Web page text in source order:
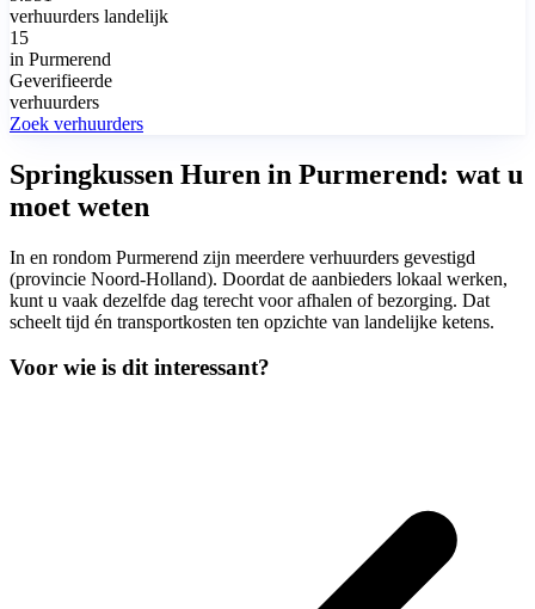
verhuurders landelijk
15
in Purmerend
Geverifieerde
verhuurders
Zoek verhuurders
Springkussen Huren in Purmerend: wat u
moet weten
In en rondom Purmerend zijn meerdere verhuurders gevestigd
(provincie Noord-Holland). Doordat de aanbieders lokaal werken,
kunt u vaak dezelfde dag terecht voor afhalen of bezorging. Dat
scheelt tijd én transportkosten ten opzichte van landelijke ketens.
Voor wie is dit interessant?